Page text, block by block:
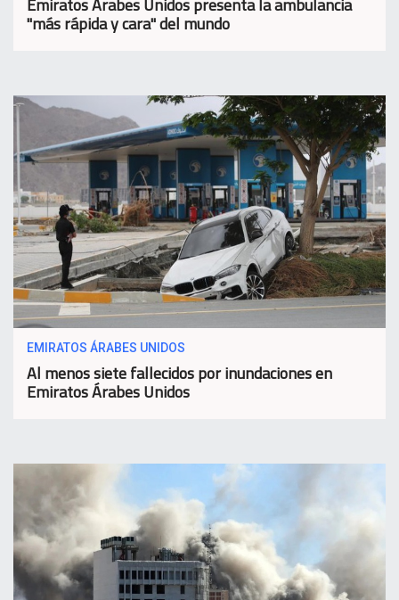
Emiratos Árabes Unidos presenta la ambulancia
"más rápida y cara" del mundo
EMIRATOS ÁRABES UNIDOS
Al menos siete fallecidos por inundaciones en
Emiratos Árabes Unidos